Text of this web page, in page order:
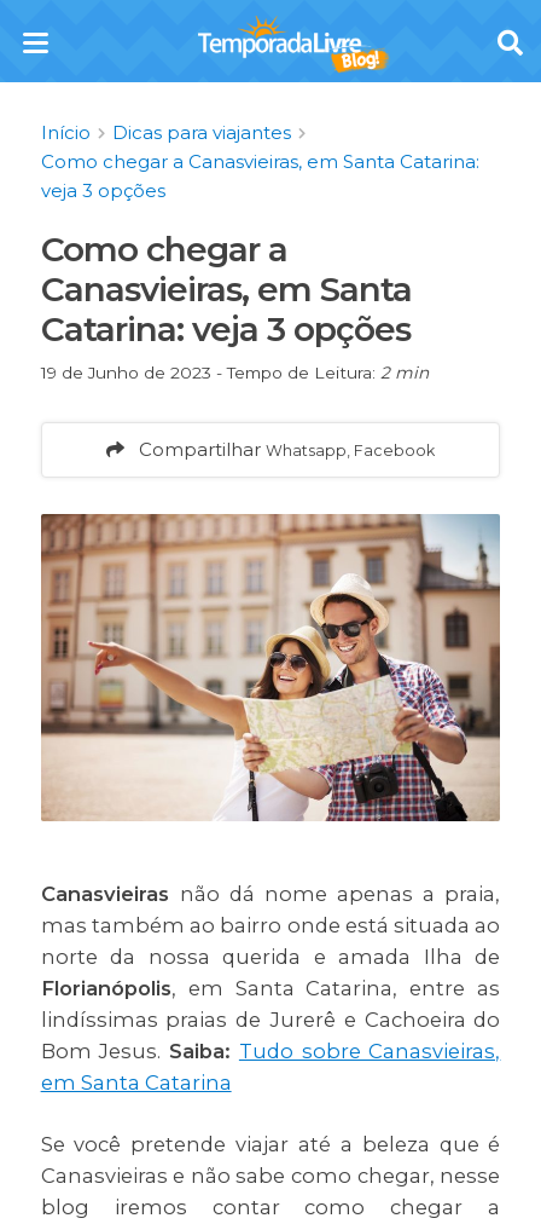
Início
Dicas para viajantes
Como chegar a Canasvieiras, em Santa Catarina:
veja 3 opções
Como chegar a
Canasvieiras, em Santa
Catarina: veja 3 opções
19 de Junho de 2023 - Tempo de Leitura: 2 min
Compartilhar Whatsapp, Facebook
Canasvieiras não dá nome apenas a praia,
mas também ao bairro onde está situada ao
norte da nossa querida e amada Ilha de
Florianópolis, em Santa Catarina, entre as
lindíssimas praias de Jurerê e Cachoeira do
Bom Jesus. Saiba: Tudo sobre Canasvieiras,
em Santa Catarina
Se você pretende viajar até a beleza que é
Canasvieiras e não sabe como chegar, nesse
blog iremos contar como chegar a